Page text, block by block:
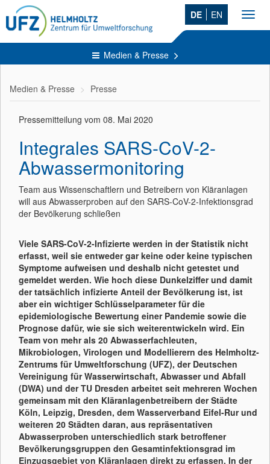
DE EN
Medien & Presse
Medien & Presse Presse
Pressemitteilung vom 08. Mai 2020
Integrales SARS-CoV-2-
Abwassermonitoring
Team aus Wissenschaftlern und Betreibern von Kläranlagen
will aus Abwasserproben auf den SARS-CoV-2-Infektionsgrad
der Bevölkerung schließen
Viele SARS-CoV-2-Infizierte werden in der Statistik nicht
erfasst, weil sie entweder gar keine oder keine typischen
Symptome aufweisen und deshalb nicht getestet und
gemeldet werden. Wie hoch diese Dunkelziffer und damit
der tatsächlich infizierte Anteil der Bevölkerung ist, ist
aber ein wichtiger Schlüsselparameter für die
epidemiologische Bewertung einer Pandemie sowie die
Prognose dafür, wie sie sich weiterentwickeln wird. Ein
Team von mehr als 20 Abwasserfachleuten,
Mikrobiologen, Virologen und Modellierern des Helmholtz-
Zentrums für Umweltforschung (UFZ), der Deutschen
Vereinigung für Wasserwirtschaft, Abwasser und Abfall
(DWA) und der TU Dresden arbeitet seit mehreren Wochen
gemeinsam mit den Kläranlagenbetreibern der Städte
Köln, Leipzig, Dresden, dem Wasserverband Eifel-Rur und
weiteren 20 Städten daran, aus repräsentativen
Abwasserproben unterschiedlich stark betroffener
Bevölkerungsgruppen den Gesamtinfektionsgrad im
Einzugsgebiet von Kläranlagen direkt zu erfassen. In der